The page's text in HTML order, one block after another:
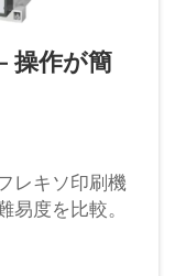
操作が簡
レキソ印刷機
易度を比較。
督者が、従来
トな最新機種